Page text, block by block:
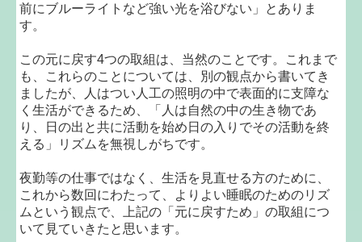
前にブルーライトなど強い光を浴びない」とありま
す。
この元に戻す4つの取組は、当然のことです。これまで
も、これらのことについては、別の観点から書いてき
ましたが、人はつい人工の照明の中で表面的に支障な
く生活ができるため、「人は自然の中の生き物であ
り、日の出と共に活動を始め日の入りでその活動を終
える」リズムを無視しがちです。
夜勤等の仕事ではなく、生活を見直せる方のために、
これから数回にわたって、よりよい睡眠のためのリズ
ムという観点で、上記の「元に戻すため」の取組につ
いて見ていきたと思います。